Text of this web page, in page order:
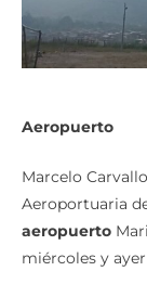
Aeropuerto
Marcelo
Aeroportuaria
aeropuerto
miércoles y